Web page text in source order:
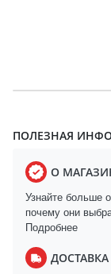
ПОЛЕЗНАЯ
О
Узнайте больше
почему они
Подробнее
ДОСТАВКА